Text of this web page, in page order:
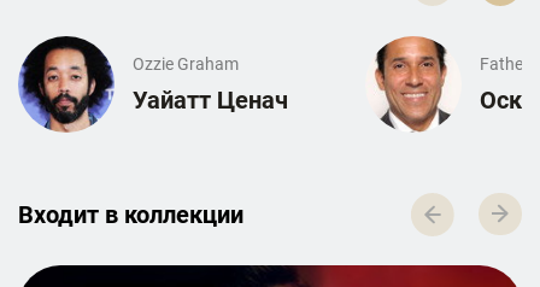
Ozzie Graham
Уайатт Ценач
Father
Входит в к­о­л­л­е­к­ц­и­и